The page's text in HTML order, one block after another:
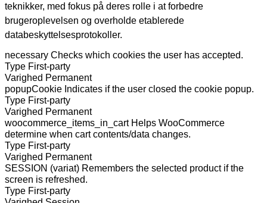
teknikker, med fokus på deres rolle i at forbedre
brugeroplevelsen og overholde etablerede
databeskyttelsesprotokoller.
necessary Checks which cookies the user has accepted.
Type First-party
Varighed Permanent
popupCookie Indicates if the user closed the cookie popup.
Type First-party
Varighed Permanent
woocommerce_items_in_cart Helps WooCommerce
determine when cart contents/data changes.
Type First-party
Varighed Permanent
SESSION (variat) Remembers the selected product if the
screen is refreshed.
Type First-party